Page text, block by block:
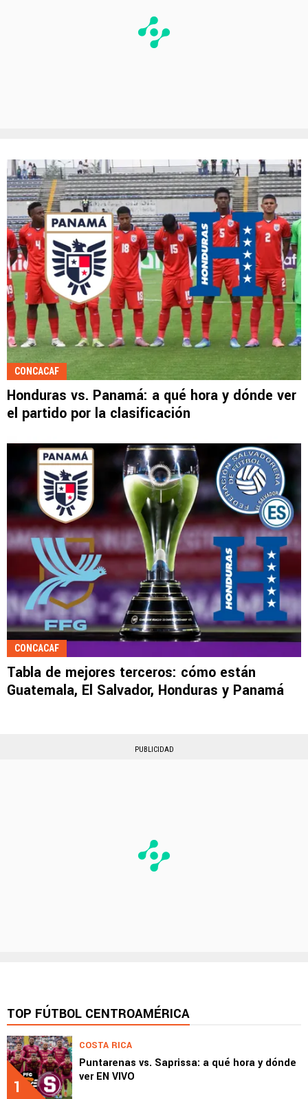
CONCACAF
Honduras vs. Panamá: a qué hora y dónde ver
el partido por la clasificación
CONCACAF
Tabla de mejores terceros: cómo están
Guatemala, El Salvador, Honduras y Panamá
PUBLICIDAD
TOP FÚTBOL CENTROAMÉRICA
1
COSTA RICA
Puntarenas vs. Saprissa: a qué hora y dónde
ver EN VIVO